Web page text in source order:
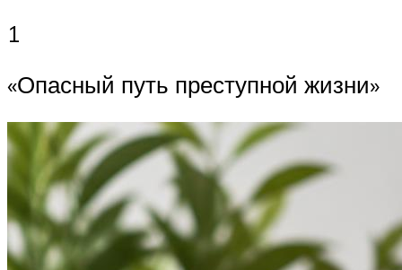
1
«Опасный путь преступной жизни»